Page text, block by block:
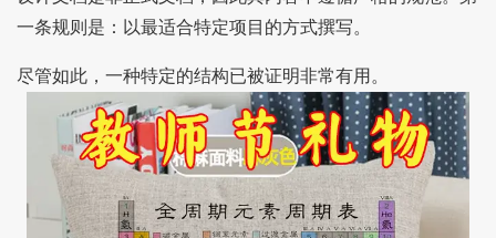
一条规则是：以最适合特定项目的方式撰写。
尽管如此，一种特定的结构已被证明非常有用。